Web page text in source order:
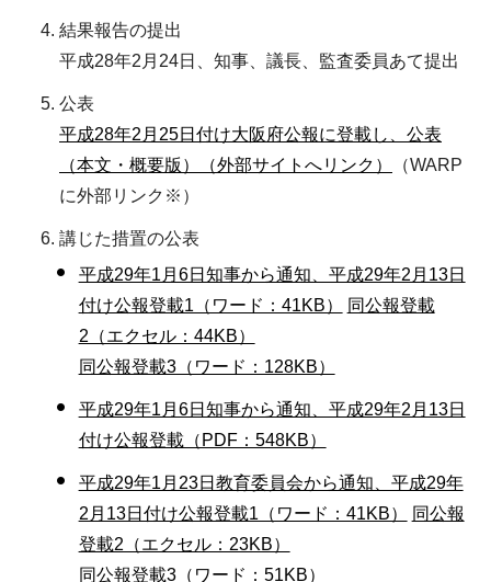
結果報告の提出
平成28年2月24日、知事、議長、監査委員あて提出
公表
平成28年2月25日付け大阪府公報に登載し、公表
（本文・概要版）（外部サイトへリンク）
（WARP
に外部リンク※）
講じた措置の公表
平成29年1月6日知事から通知、平成29年2月13日
付け公報登載1（ワード：41KB）
同公報登載
2（エクセル：44KB）
同公報登載3（ワード：128KB）
平成29年1月6日知事から通知、平成29年2月13日
付け公報登載（PDF：548KB）
平成29年1月23日教育委員会から通知、平成29年
2月13日付け公報登載1（ワード：41KB）
同公報
登載2（エクセル：23KB）
同公報登載3（ワード：51KB）